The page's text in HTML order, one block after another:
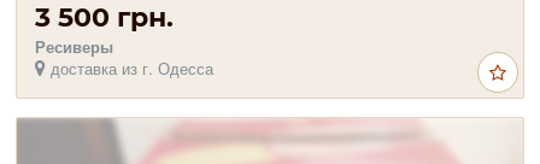
3 500 грн.
Ресиверы
доставка из г. Одесса